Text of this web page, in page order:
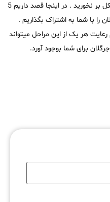
و قانونی انجام دهید که در آینده به مشکل بر نخورید . در اینجا قصد داریم 5
را با شما به اشتراک بگذاریم .
هر یک از این مراحل میتواند
برای شما بوجود آورد.